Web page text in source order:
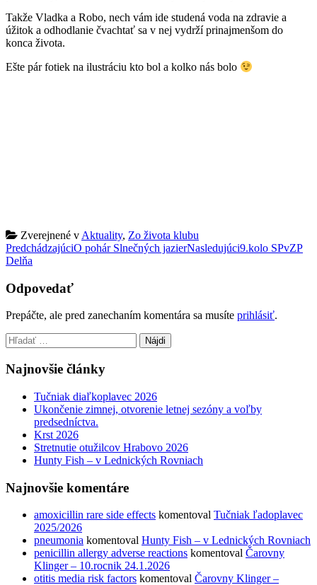
Takže Vladka a Robo, nech vám ide studená voda na zdravie a
úžitok a odhodlanie čvachtať sa v nej vydrží prinajmenšom do
konca života.
Ešte pár fotiek na ilustráciu kto bol a kolko nás bolo
Zverejnené v Aktuality, Zo života klubu
Post
navigation
PredchádzajúciO pohár Slnečných jazierNasledujúci9.kolo SPvZP
Delňa
Odpovedať
Prepáčte, ale pred zanechaním komentára sa musíte prihlásiť.
Hľadať:
Najnovšie články
Tučniak diaľkoplavec 2026
Ukončenie zimnej, otvorenie letnej sezóny a voľby
predsedníctva.
Krst 2026
Stretnutie otužilcov Hrabovo 2026
Hunty Fish – v Lednických Rovniach
Najnovšie komentáre
amoxicillin rare side effects komentoval Tučniak ľadoplavec
2025/2026
pneumonia komentoval Hunty Fish – v Lednických Rovniach
penicillin allergy adverse reactions komentoval Čarovny
Klinger – 10.rocnik 24.1.2026
otitis media risk factors komentoval Čarovny Klinger –